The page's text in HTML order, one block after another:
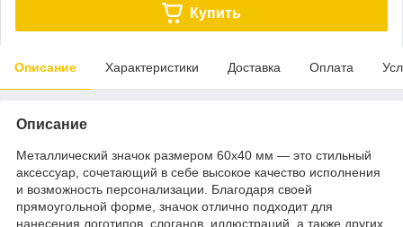
Купить
Описание Характеристики Доставка Оплата
Описание
Металлический значок размером 60x40 мм — это стильный
аксессуар, сочетающий в себе высокое качество исполнения
и возможность персонализации. Благодаря своей
прямоугольной форме, значок отлично подходит для
нанесения логотипов, слоганов, иллюстраций, а также других